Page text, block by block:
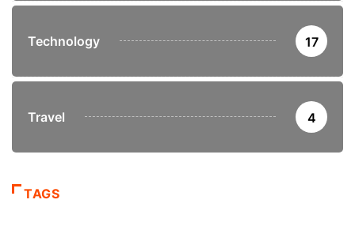
Technology 17
Travel 4
TAGS